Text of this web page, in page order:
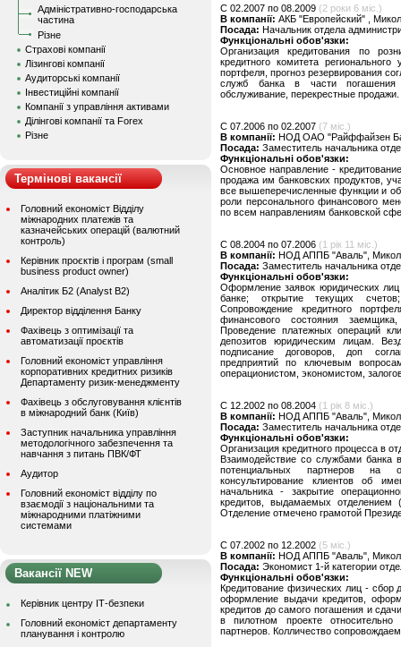
Адміністративно-господарська
частина
Різне
Страхові компанії
Лізингові компанії
Аудиторські компанії
Інвестиційні компанії
Компанії з управління активами
Ділінгові компанії та Forex
Різне
Термінові вакансії
Головний економіст Відділу
міжнародних платежів та
казначейських операцій (валютний
контроль)
Керівник проєктів і програм (small
business product owner)
Аналітик Б2 (Analyst B2)
Директор відділення Банку
Фахівець з оптимізації та
автоматизації проєктів
Головний економіст управління
корпоративних кредитних ризиків
Департаменту ризик-менеджменту
Фахівець з обслуговування клієнтів
в міжнародний банк (Київ)
Заступник начальника управління
методологічного забезпечення та
навчання з питань ПВК/ФТ
Аудитор
Головний економіст відділу по
взаємодії з національними та
міжнародними платіжними
системами
Вакансії NEW
Керівник центру ІТ-безпеки
Головний економіст департаменту
планування і контролю
C 02.2007 по 08.2009 (2 роки 6 міс.)
В компанії: АКБ "Европейский" ,
Посада: Начальник отдела
Функціональні обов'язки:
Организация кредитования по
кредитного комитета
портфеля, прогноз резервирования
служб банка в части погашения
обслуживание, перекрестные
C 07.2006 по 02.2007 (7 міс.)
В компанії: НОД ОАО "Райффайзен
Посада: Заместитель начальника
Функціональні обов'язки:
Основное направление -
продажа им банковских продуктов,
все вышеперечисленные функции и
роли персонального финансового
по всем направлениям банковской
C 08.2004 по 07.2006 (1 рік 11 міс.)
В компанії: НОД АППБ "Аваль",
Посада: Заместитель начальника
Функціональні обов'язки:
Оформление заявок юридических
банке; открытие текущих
Сопровождение кредитного
финансового состояния
Проведение платежных операций
депозитов юридическим лицам.
подписание договоров, доп
предприятий по ключевым
операционистом, экономистом,
C 12.2002 по 08.2004 (1 рік 8 міс.)
В компанії: НОД АППБ "Аваль",
Посада: Заместитель начальника
Функціональні обов'язки:
Организация кредитного процесса в
Взаимодействие со службами банка
потенциальных партнеров на
консультирование клиентов об
начальника - закрытие
кредитов, выдамаемых
Отделение отмечено грамотой
C 07.2002 по 12.2002 (5 міс.)
В компанії: НОД АППБ "Аваль",
Посада: Экономист 1-й категории
Функціональні обов'язки:
Кредитование физических лиц - сбор
оформление выдачи кредитов,
кредитов до самого погашения и
в пилотном проекте
партнеров. Колличество